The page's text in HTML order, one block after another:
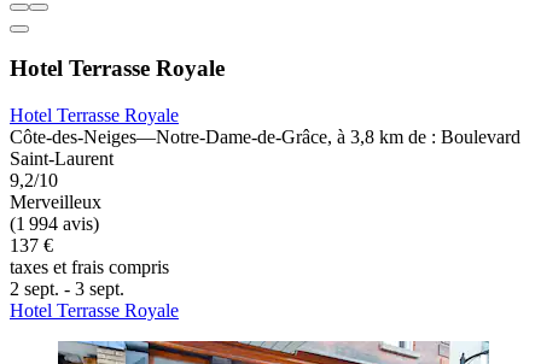
Hotel Terrasse Royale
Hotel Terrasse Royale
Côte-des-Neiges—Notre-Dame-de-Grâce, à 3,8 km de : Boulevard
Saint-Laurent
9,2/10
Merveilleux
(1 994 avis)
137 €
taxes et frais compris
2 sept. - 3 sept.
Hotel Terrasse Royale